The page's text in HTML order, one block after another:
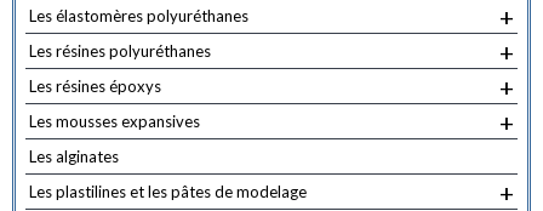
+
Les élastomères polyuréthanes
+
Les résines polyuréthanes
+
Les résines époxys
+
Les mousses expansives
Les alginates
+
Les plastilines et les pâtes de modelage